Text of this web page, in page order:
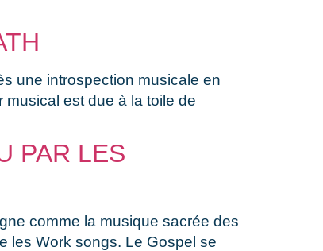
une introspection musicale en
est due à la toile de
PAR LES
comme la musique sacrée des
les Work songs. Le Gospel se